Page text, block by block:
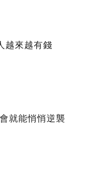
越來越有錢
就能悄悄逆襲